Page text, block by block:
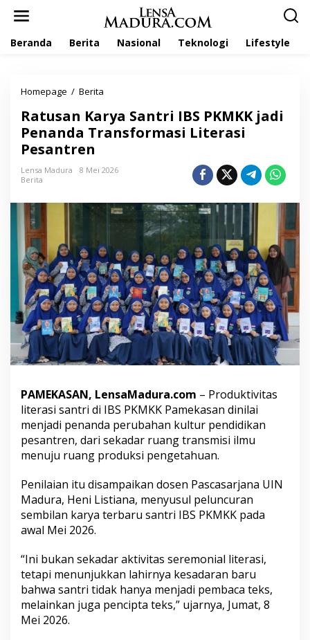
Beranda Berita Nasional Teknologi Lifestyle
Homepage / Berita
t
u
s
n
r
a
n
t
r
i
I
B
S
P
K
K
K
j
a
d
i
n
a
n
T
r
a
n
s
f
Ratusan Karya Santri IBS PKMKK jadi
Penanda Transformasi Literasi
Pesantren
Lensa Madura
8 Mei 2026
Berita
PAMEKASAN, LensaMadura.com – Produktivitas
literasi santri di IBS PKMKK Pamekasan dinilai
menjadi penanda perubahan kultur pendidikan
pesantren, dari sekadar ruang transmisi ilmu
menuju ruang produksi pengetahuan.
Penilaian itu disampaikan dosen Pascasarjana UIN
Madura, Heni Listiana, menyusul peluncuran
sembilan karya terbaru santri IBS PKMKK pada
awal Mei 2026.
“Ini bukan sekadar aktivitas seremonial literasi,
tetapi menunjukkan lahirnya kesadaran baru
bahwa santri tidak hanya menjadi pembaca teks,
melainkan juga pencipta teks,” ujarnya, Jumat, 8
Mei 2026.